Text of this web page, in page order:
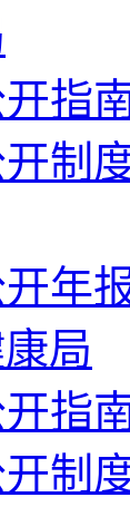
指
制
年
局
指
制